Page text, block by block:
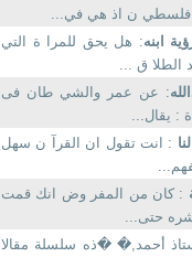
فلسطي ن اذ هي في...
ابنه: هل يحق للمرا ة التي
الطلا ق ...
: عن عمر والشي طان فى
: يقال...
: انت تقول ان القرآ ن سهل
: كان من المفر وض انك قمت
حتى...
أحمد,� �ذه سلسلة مقالا